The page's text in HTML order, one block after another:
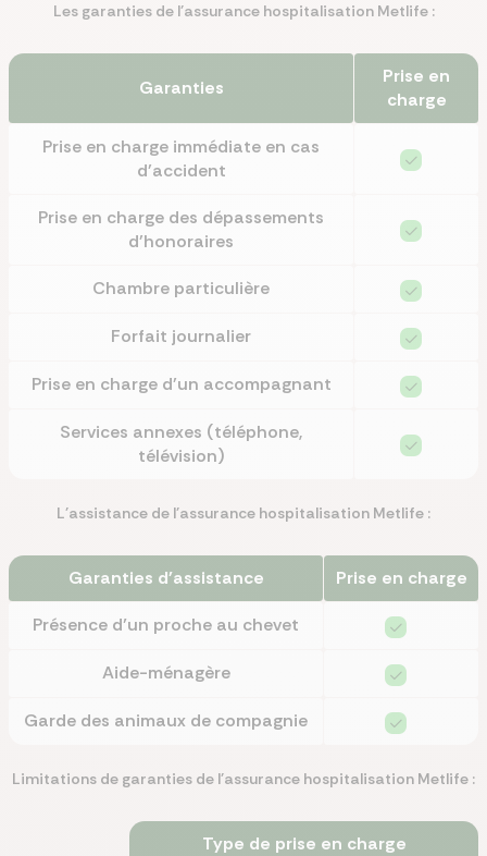
Les garanties de l'assurance hospitalisation Metlife :
Garanties
Prise en
charge
Prise en charge immédiate en cas
d'accident
Prise en charge des dépassements
d'honoraires
Chambre particulière
Forfait journalier
Prise en charge d'un accompagnant
Services annexes (téléphone,
télévision)
L'assistance de l'assurance hospitalisation Metlife :
Garanties d'assistance Prise en charge
Présence d’un proche au chevet
Aide-ménagère
Garde des animaux de compagnie
Limitations de garanties de l'assurance hospitalisation Metlife :
Type de prise en charge